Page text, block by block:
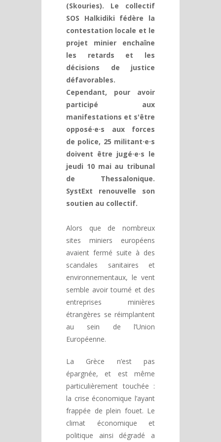
(Skouries). Le collectif
SOS Halkidiki fédère la
contestation locale et le
projet minier enchaîne
les retards et les
décisions de justice
défavorables.
Cependant, pour avoir
participé aux
manifestations et s'être
opposé·e·s aux forces
de police, 25 militant·e·s
doivent être jugé·e·s le
jeudi 10 mai au tribunal
de Thessalonique.
SystExt renouvelle son
soutien au collectif.
Alors que de nombreux
sites miniers européens
avaient fermé suite à des
scandales sanitaires et
environnementaux, le vent
semble avoir tourné et des
entreprises minières
étrangères se réimplantent
au sein de l’Union
Européenne.
La Grèce n’est pas
épargnée, et est même
particulièrement touchée :
la crise économique l’ayant
frappée de plein fouet. Le
climat économique et
politique ainsi dégradé a